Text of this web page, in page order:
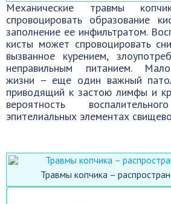
Механические травмы
спровоцировать образование
заполнение ее инфильтратом.
кисты может спровоцировать
вызванное курением,
неправильным питанием.
жизни – еще один важный
приводящий к застою лимфы и
вероятность
эпителиальных элементах
Травмы копчика –